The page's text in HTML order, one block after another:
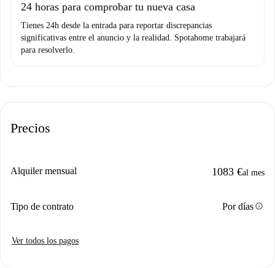
24 horas para comprobar tu nueva casa
Tienes 24h desde la entrada para reportar discrepancias
significativas entre el anuncio y la realidad. Spotahome trabajará
para resolverlo.
Precios
Alquiler mensual 1083 €al mes
Tipo de contrato Por díasinfo
Ver todos los pagos